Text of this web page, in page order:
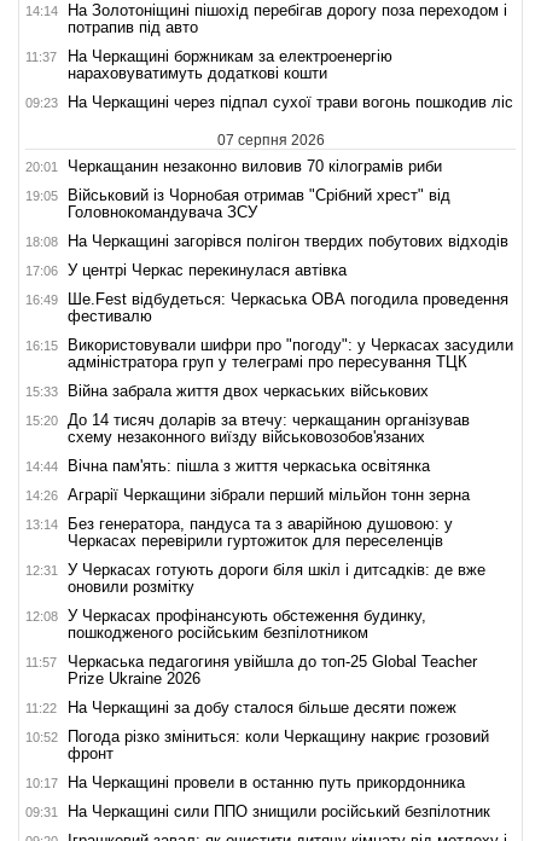
14:14
На Золотоніщині пішохід перебігав дорогу поза переходом і
потрапив під авто
11:37
На Черкащині боржникам за електроенергію
нараховуватимуть додаткові кошти
09:23 На Черкащині через підпал сухої трави вогонь пошкодив ліс
07 серпня 2026
20:01 Черкащанин незаконно виловив 70 кілограмів риби
19:05
Військовий із Чорнобая отримав "Срібний хрест" від
Головнокомандувача ЗСУ
18:08 На Черкащині загорівся полігон твердих побутових відходів
17:06 У центрі Черкас перекинулася автівка
16:49
Ше.Fest відбудеться: Черкаська ОВА погодила проведення
фестивалю
16:15
Використовували шифри про "погоду": у Черкасах засудили
адміністратора груп у телеграмі про пересування ТЦК
15:33 Війна забрала життя двох черкаських військових
15:20
До 14 тисяч доларів за втечу: черкащанин організував
схему незаконного виїзду військовозобов'язаних
14:44 Вічна пам'ять: пішла з життя черкаська освітянка
14:26 Аграрії Черкащини зібрали перший мільйон тонн зерна
13:14
Без генератора, пандуса та з аварійною душовою: у
Черкасах перевірили гуртожиток для переселенців
12:31
У Черкасах готують дороги біля шкіл і дитсадків: де вже
оновили розмітку
12:08
У Черкасах профінансують обстеження будинку,
пошкодженого російським безпілотником
11:57
Черкаська педагогиня увійшла до топ-25 Global Teacher
Prize Ukraine 2026
11:22 На Черкащині за добу сталося більше десяти пожеж
10:52
Погода різко зміниться: коли Черкащину накриє грозовий
фронт
10:17 На Черкащині провели в останню путь прикордонника
09:31 На Черкащині сили ППО знищили російський безпілотник